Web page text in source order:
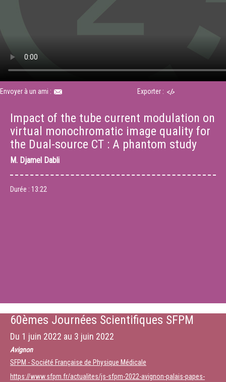
Envoyer à un ami : Exporter :
Impact of the tube current modulation on
virtual monochromatic image quality for
the Dual-source CT : A phantom study
M. Djamel Dabli
Durée : 13:22
60èmes Journées Scientifiques SFPM
Du 1 juin 2022 au 3 juin 2022
Avignon
SFPM - Société Française de Physique Médicale
https://www.sfpm.fr/actualites/js-sfpm-2022-avignon-palais-papes-